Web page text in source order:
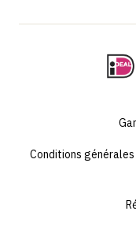
Conditions